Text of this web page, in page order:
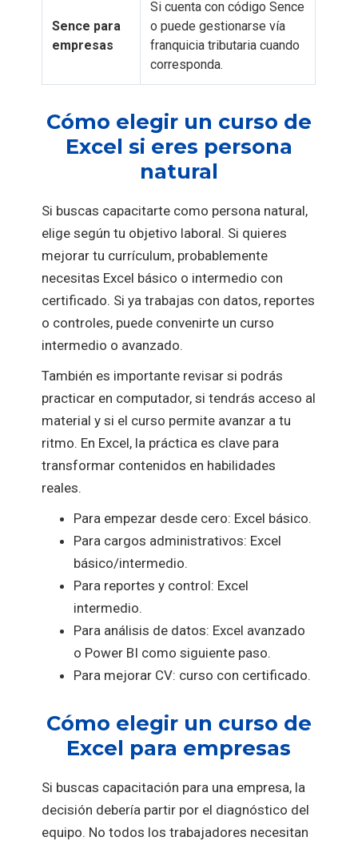
Sence para
empresas
Si cuenta con código Sence
o puede gestionarse vía
franquicia tributaria cuando
corresponda.
Cómo elegir un curso de
Excel si eres persona
natural
Si buscas capacitarte como persona natural,
elige según tu objetivo laboral. Si quieres
mejorar tu currículum, probablemente
necesitas Excel básico o intermedio con
certificado. Si ya trabajas con datos, reportes
o controles, puede convenirte un curso
intermedio o avanzado.
También es importante revisar si podrás
practicar en computador, si tendrás acceso al
material y si el curso permite avanzar a tu
ritmo. En Excel, la práctica es clave para
transformar contenidos en habilidades
reales.
Para empezar desde cero: Excel básico.
Para cargos administrativos: Excel
básico/intermedio.
Para reportes y control: Excel
intermedio.
Para análisis de datos: Excel avanzado
o Power BI como siguiente paso.
Para mejorar CV: curso con certificado.
Cómo elegir un curso de
Excel para empresas
Si buscas capacitación para una empresa, la
decisión debería partir por el diagnóstico del
equipo. No todos los trabajadores necesitan